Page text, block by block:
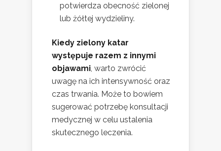
potwierdza obecność zielonej
lub żółtej wydzieliny.
Kiedy zielony katar
występuje razem z innymi
objawami , warto zwrócić
uwagę na ich intensywność oraz
czas trwania. Może to bowiem
sugerować potrzebę konsultacji
medycznej w celu ustalenia
skutecznego leczenia.